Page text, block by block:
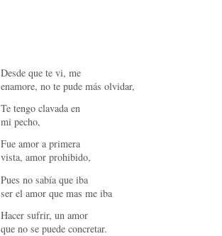
Desde que te vi, me
enamore, no te pude más olvidar,
Te tengo clavada en
mi pecho,
Fue amor a primera
vista, amor prohibido,
Pues no sabía que iba
ser el amor que mas me iba
Hacer sufrir, un amor
que no se puede concretar.